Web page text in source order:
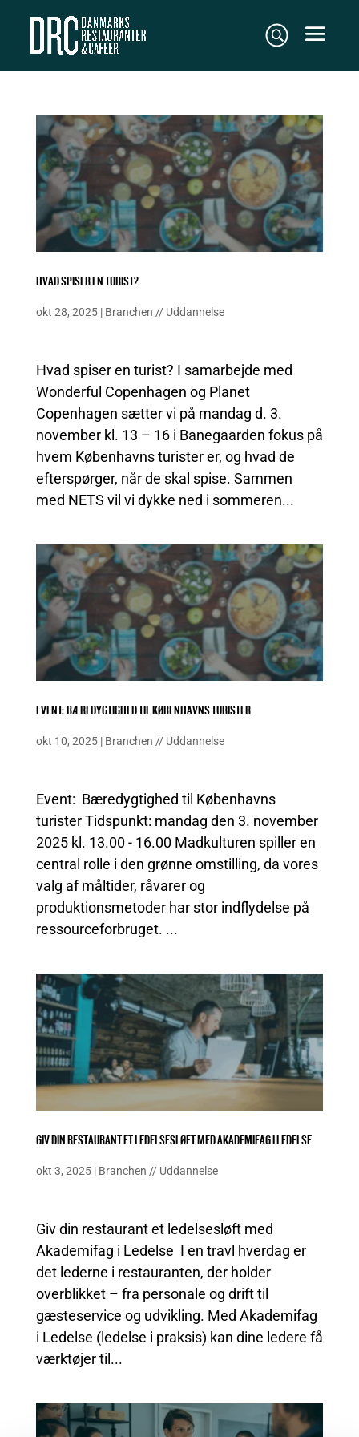
HVAD SPISER EN TURIST?
okt 28, 2025| Branchen // Uddannelse
Hvad spiser en turist? I samarbejde med
Wonderful Copenhagen og Planet
Copenhagen sætter vi på mandag d. 3.
november kl. 13 – 16 i Banegaarden fokus på
hvem Københavns turister er, og hvad de
efterspørger, når de skal spise. Sammen
med NETS vil vi dykke ned i sommeren...
EVENT: BÆREDYGTIGHED TIL KØBENHAVNS TURISTER
okt 10, 2025| Branchen // Uddannelse
Event: Bæredygtighed til Københavns
turister Tidspunkt: mandag den 3. november
2025 kl. 13.00 - 16.00 Madkulturen spiller en
central rolle i den grønne omstilling, da vores
valg af måltider, råvarer og
produktionsmetoder har stor indflydelse på
ressourceforbruget. ...
GIV DIN RESTAURANT ET LEDELSESLØFT MED AKADEMIFAG I LEDELSE
okt 3, 2025| Branchen // Uddannelse
Giv din restaurant et ledelsesløft med
Akademifag i Ledelse I en travl hverdag er
det lederne i restauranten, der holder
overblikket – fra personale og drift til
gæsteservice og udvikling. Med Akademifag
i Ledelse (ledelse i praksis) kan dine ledere få
værktøjer til...